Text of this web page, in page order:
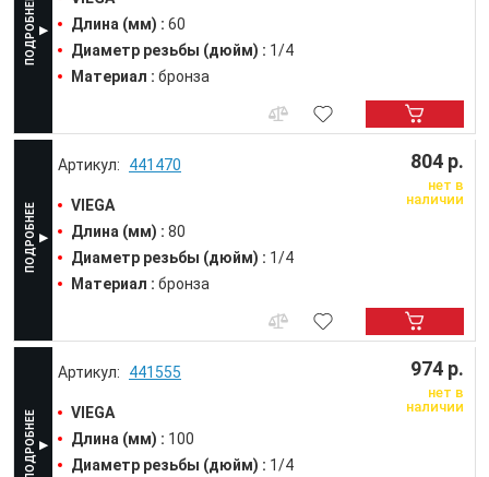
Длина (мм) : 60
Диаметр резьбы (дюйм) : 1/4
Материал : бронза
441470
VIEGA
Длина (мм) : 80
Диаметр резьбы (дюйм) : 1/4
Материал : бронза
804 р.
нет в
наличии
441555
VIEGA
Длина (мм) : 100
Диаметр резьбы (дюйм) : 1/4
974 р.
нет в
наличии